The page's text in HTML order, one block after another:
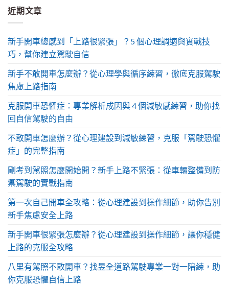
近期文章
新手開車總感到「上路很緊張」？5 個心理調適與實戰技
巧，幫你建立駕駛自信
新手不敢開車怎麼辦？從心理學與循序練習，徹底克服駕駛
焦慮上路指南
克服開車恐懼症：專業解析成因與 4 個減敏感練習，助你找
回自信駕駛的自由
不敢開車怎麼辦？從心理建設到減敏練習，克服「駕駛恐懼
症」的完整指南
剛考到駕照怎麼開始開？新手上路不緊張：從車輛整備到防
禦駕駛的實戰指南
第一次自己開車全攻略：從心理建設到操作細節，助你告別
新手焦慮安全上路
新手開車很緊張怎麼辦？從心理建設到操作細節，讓你穩健
上路的克服全攻略
八里有駕照不敢開車？找昱全道路駕駛專業一對一陪練，助
你克服恐懼自信上路